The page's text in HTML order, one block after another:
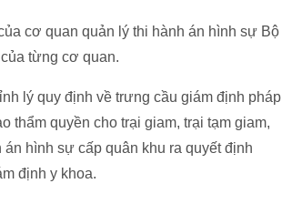
cơ quan quản lý thi hành án hình sự Bộ
từng cơ quan.
lý quy định về trưng cầu giám định pháp
thẩm quyền cho trại giam, trại tạm giam,
hình sự cấp quân khu ra quyết định
định y khoa.